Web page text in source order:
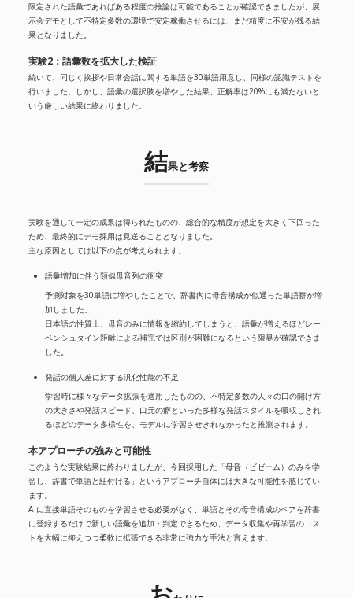
限定された語彙であればある程度の推論は可能であることが確認できましたが、展
示会デモとして不特定多数の環境で安定稼働させるには、まだ精度に不安が残る結
果となりました。
実験2：語彙数を拡大した検証
続いて、同じく挨拶や日常会話に関する単語を30単語用意し、同様の認識テストを
行いました。しかし、語彙の選択肢を増やした結果、正解率は20%にも満たないと
いう厳しい結果に終わりました。
結果と考察
実験を通して一定の成果は得られたものの、総合的な精度が想定を大きく下回った
ため、最終的にデモ採用は見送ることとなりました。
主な原因としては以下の点が考えられます。
語彙増加に伴う類似母音列の衝突
予測対象を30単語に増やしたことで、辞書内に母音構成が似通った単語群が増
加しました。
日本語の性質上、母音のみに情報を縮約してしまうと、語彙が増えるほどレー
ベンシュタイン距離による補完では区別が困難になるという限界が確認できま
した。
発話の個人差に対する汎化性能の不足
学習時に様々なデータ拡張を適用したものの、不特定多数の人々の口の開け方
の大きさや発話スピード、口元の癖といった多様な発話スタイルを吸収しきれ
るほどのデータ多様性を、モデルに学習させきれなかったと推測されます。
本アプローチの強みと可能性
このような実験結果に終わりましたが、今回採用した「母音（ビゼーム）のみを学
習し、辞書で単語と紐付ける」というアプローチ自体には大きな可能性を感じてい
ます。
AIに直接単語そのものを学習させる必要がなく、単語とその母音構成のペアを辞書
に登録するだけで新しい語彙を追加・判定できるため、データ収集や再学習のコス
トを大幅に抑えつつ柔軟に拡張できる非常に強力な手法と言えます。